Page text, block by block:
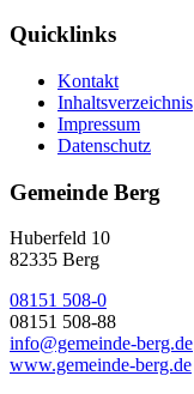
Quicklinks
Kontakt
Inhaltsverzeichnis
Impressum
Datenschutz
Gemeinde Berg
Huberfeld 10
82335 Berg
08151 508-0
08151 508-88
info@gemeinde-berg.de
www.gemeinde-berg.de